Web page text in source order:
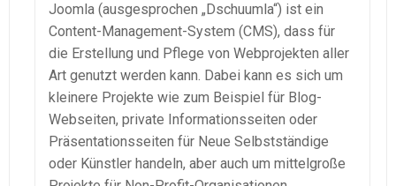
Joomla (ausgesprochen „Dschuumla“) ist ein
Content-Management-System (CMS), dass für
die Erstellung und Pflege von Webprojekten aller
Art genutzt werden kann. Dabei kann es sich um
kleinere Projekte wie zum Beispiel für Blog-
Webseiten, private Informationsseiten oder
Präsentationsseiten für Neue Selbstständige
oder Künstler handeln, aber auch um mittelgroße